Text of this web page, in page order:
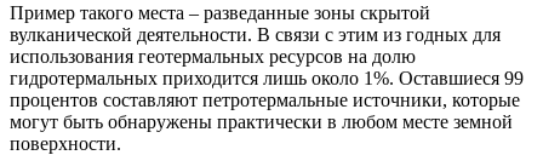
Пример такого места – разведанные зоны скрытой
вулканической деятельности. В связи с этим из годных для
использования геотермальных ресурсов на долю
гидротермальных приходится лишь около 1%. Оставшиеся 99
процентов составляют петротермальные источники, которые
могут быть обнаружены практически в любом месте земной
поверхности.